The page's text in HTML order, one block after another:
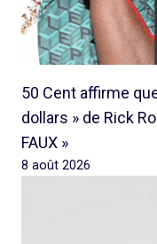
50 Cent affirme
dollars » de Rick
FAUX »
8 août 2026